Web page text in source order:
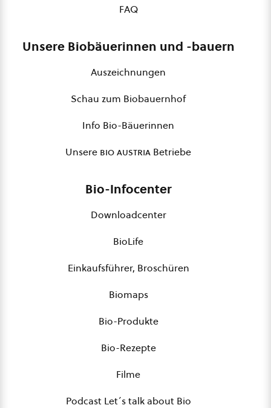
FAQ
Unsere Biobäuerinnen und -bauern
Auszeichnungen
Schau zum Biobauernhof
Info Bio-Bäuerinnen
Unsere bio austria Betriebe
Bio-Infocenter
Downloadcenter
BioLife
Einkaufsführer, Broschüren
Biomaps
Bio-Produkte
Bio-Rezepte
Filme
Podcast Let´s talk about Bio